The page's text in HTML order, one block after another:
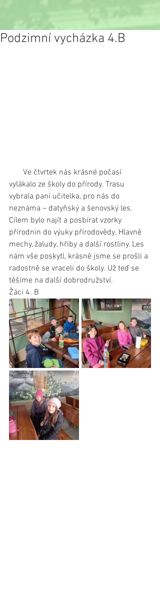
Podzimní vycházka 4.B
vylákalo ze školy do přírody. Trasu
vybrala paní učitelka, pro nás do
neznáma – datyňský a šenovský les.
Cílem bylo najít a posbírat vzorky
přírodnin do výuky přírodovědy. Hlavně
mechy, žaludy, hřiby a další rostliny. Les
nám vše poskytl, krásně jsme se prošli a
radostně se vraceli do školy. Už teď se
těšíme na další dobrodružství.
Žáci 4. B